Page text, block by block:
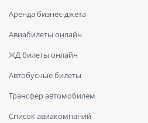
Аренда бизнес-джета
Авиабилеты онлайн
ЖД билеты онлайн
Автобусные билеты
Трансфер автомобилем
Список авиакомпаний